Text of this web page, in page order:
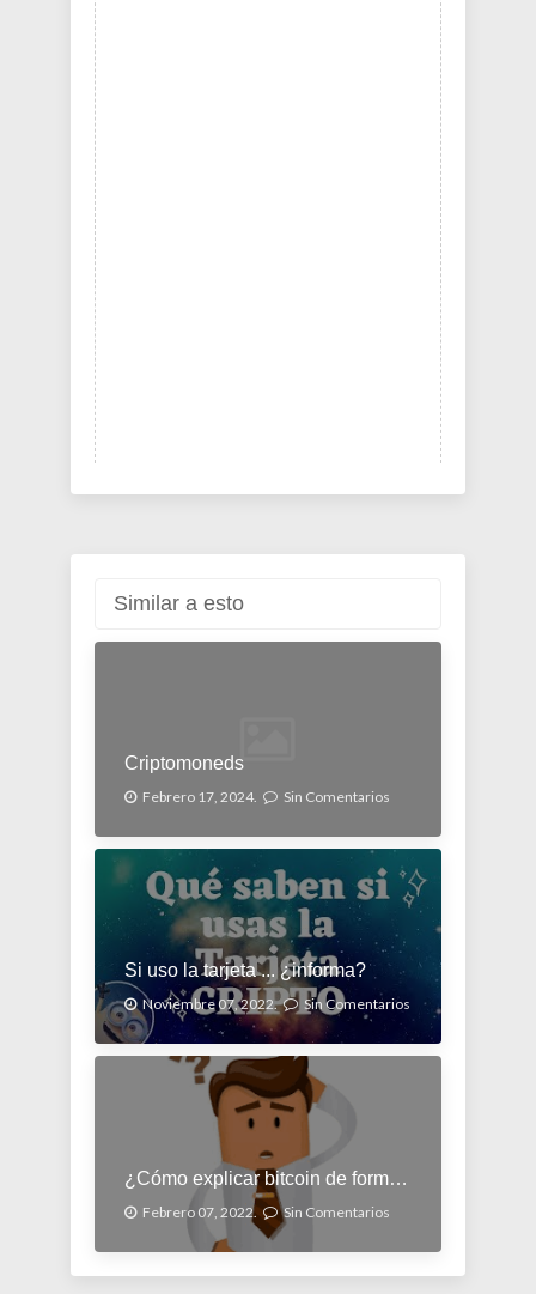
Similar a esto
Criptomoneds
Febrero 17, 2024. Sin Comentarios
Si uso la tarjeta ... ¿informa?
Noviembre 07, 2022. Sin Comentarios
¿Cómo explicar bitcoin de forma simple?
Febrero 07, 2022. Sin Comentarios